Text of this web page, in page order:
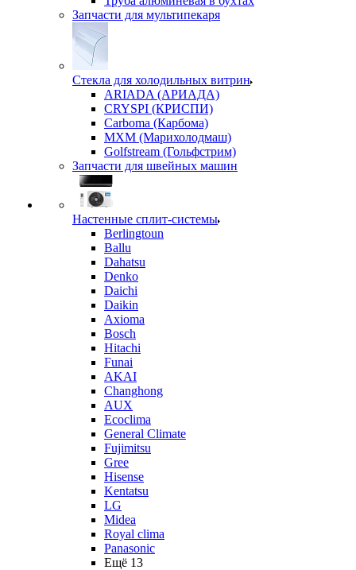
Запчасти для мультипекаря
Стекла для холодильных витрин
ARIADA (АРИАДА)
CRYSPI (КРИСПИ)
Carboma (Карбома)
MXM (Марихолодмаш)
Golfstream (Гольфстрим)
Запчасти для швейных машин
Настенные сплит-системы
Berlingtoun
Ballu
Dahatsu
Denko
Daichi
Daikin
Axioma
Bosch
Hitachi
Funai
AKAI
Changhong
AUX
Ecoclima
General Climate
Fujimitsu
Gree
Hisense
Kentatsu
LG
Midea
Royal clima
Panasonic
Ещё 13